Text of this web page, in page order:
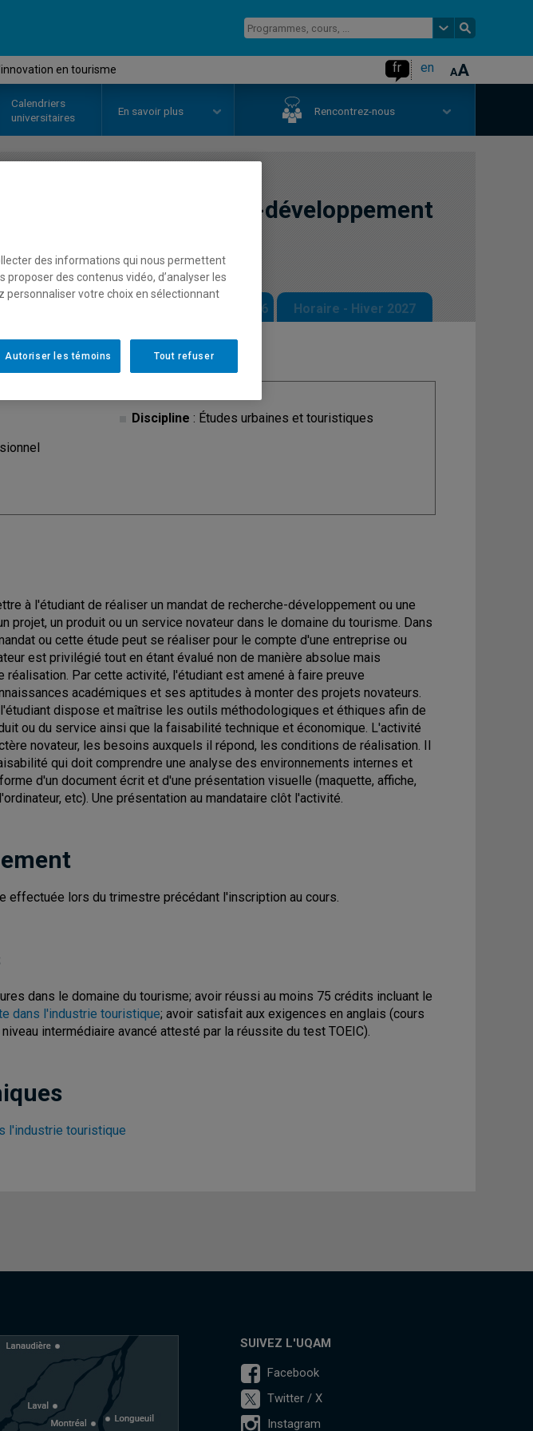
en tourisme fr en
Calendriers
universitaires
En savoir plus Rencontrez-nous
Mandat de recherche-développement
en tourisme
Horaire - Automne 2026 Horaire - Hiver 2027
Discipline : Études urbaines et touristiques
à l'étudiant de réaliser un mandat de recherche-développement ou une
projet, un produit ou un service novateur dans le domaine du tourisme. Dans
ou cette étude peut se réaliser pour le compte d'une entreprise ou
est privilégié tout en étant évalué non de manière absolue mais
Par cette activité, l'étudiant est amené à faire preuve
académiques et ses aptitudes à monter des projets novateurs.
dispose et maîtrise les outils méthodologiques et éthiques afin de
ou du service ainsi que la faisabilité technique et économique. L'activité
novateur, les besoins auxquels il répond, les conditions de réalisation. Il
qui doit comprendre une analyse des environnements internes et
d'un document écrit et d'une présentation visuelle (maquette, affiche,
etc). Une présentation au mandataire clôt l'activité.
effectuée lors du trimestre précédant l'inscription au cours.
dans le domaine du tourisme; avoir réussi au moins 75 crédits incluant le
dans l'industrie touristique; avoir satisfait aux exigences en anglais (cours
intermédiaire avancé attesté par la réussite du test TOEIC).
l'industrie touristique
SUIVEZ L'UQAM
Facebook
Twitter / X
Instagram
des informations qui nous permettent
proposer des contenus vidéo, d’analyser les
votre choix en sélectionnant
Tout refuser
Autoriser les témoins